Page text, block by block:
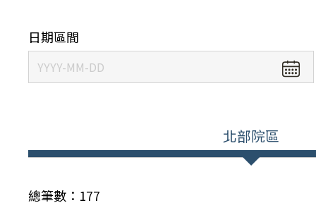
日期區間
北部院區
總筆數： 177